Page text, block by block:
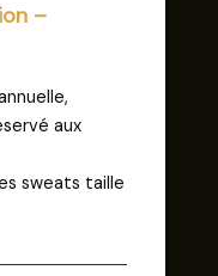
–
aux
sweats taille